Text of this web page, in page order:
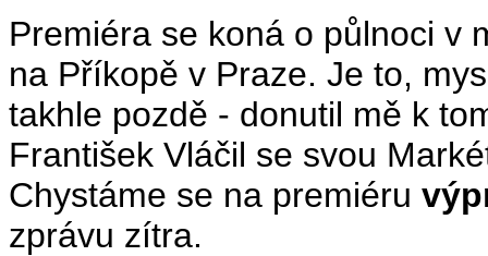
Premiéra se koná o půlnoci v
na Příkopě v Praze. Je to,
takhle pozdě - donutil mě k
František Vláčil se svou
Chystáme se na premiéru
zprávu zítra.